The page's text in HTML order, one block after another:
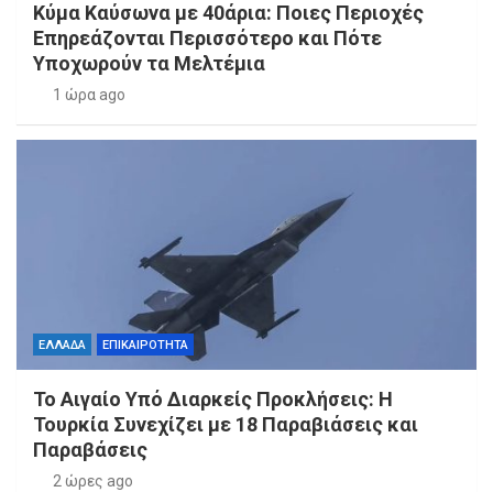
Κύμα Καύσωνα με 40άρια: Ποιες Περιοχές
Επηρεάζονται Περισσότερο και Πότε
Υποχωρούν τα Μελτέμια
1 ώρα ago
ΕΛΛΑΔΑ ΕΠΙΚΑΙΡΟΤΗΤΑ
Το Αιγαίο Υπό Διαρκείς Προκλήσεις: Η
Τουρκία Συνεχίζει με 18 Παραβιάσεις και
Παραβάσεις
2 ώρες ago